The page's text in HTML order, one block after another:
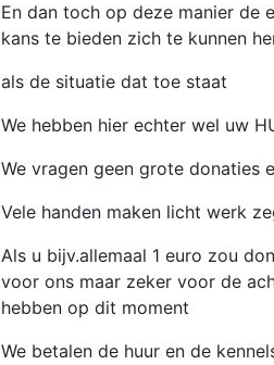
En dan toch op deze manier de
kans te bieden zich te kunnen
als de situatie dat toe staat
We hebben hier echter wel uw
We vragen geen grote donaties
Vele handen maken licht werk
Als u bijv.allemaal 1 euro zou
voor ons maar zeker voor de
hebben op dit moment
We betalen de huur en de